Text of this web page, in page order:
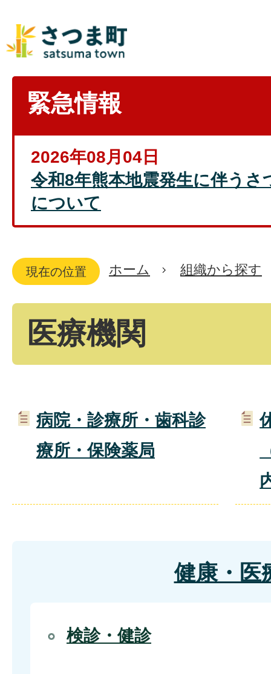
緊急情報
2026年08月04日
令和8年熊本地震発生に伴うさ
について
現在の位置 ホーム 組織から探す
医療機関
病院・診療所・歯科診
療所・保険薬局
健康・医
検診・健診